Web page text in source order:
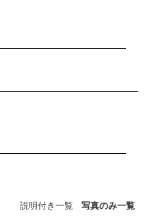
説明付き一覧 写真のみ一覧